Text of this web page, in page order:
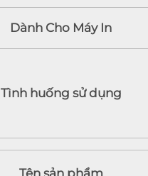
Dành Cho Máy In
Tình huống sử dụng
Tên sản phẩm